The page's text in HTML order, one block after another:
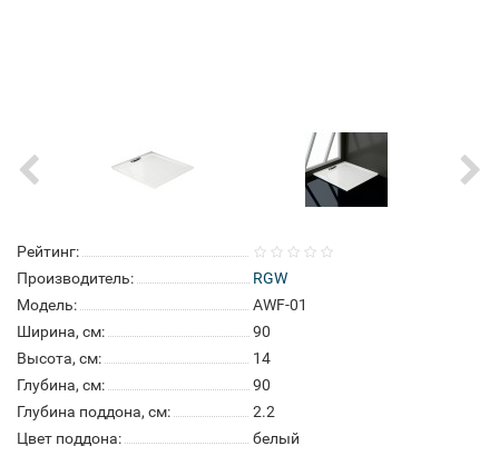
Рейтинг:
Производитель:
RGW
Модель:
AWF-01
Ширина, см:
90
Высота, см:
14
Глубина, см:
90
Глубина поддона, см:
2.2
Цвет поддона:
белый